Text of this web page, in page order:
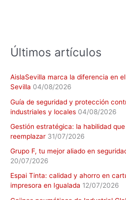
Últimos artículos
AislaSevilla marca la diferencia en
Sevilla 04/08/2026
Guía de seguridad y protección
industriales y locales 04/08/2026
Gestión estratégica: la habilidad
reemplazar 31/07/2026
Grupo F, tu mejor aliado en
20/07/2026
Espai Tinta: calidad y ahorro en
impresora en Igualada 12/07/2026